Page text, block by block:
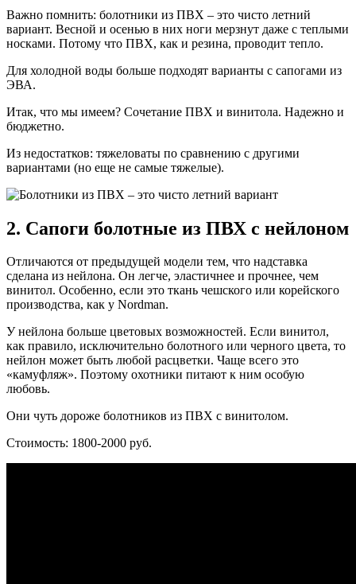
Важно помнить: болотники из ПВХ – это чисто летний
вариант. Весной и осенью в них ноги мерзнут даже с теплыми
носками. Потому что ПВХ, как и резина, проводит тепло.
Для холодной воды больше подходят варианты с сапогами из
ЭВА.
Итак, что мы имеем? Сочетание ПВХ и винитола. Надежно и
бюджетно.
Из недостатков: тяжеловаты по сравнению с другими
вариантами (но еще не самые тяжелые).
2. Сапоги болотные из ПВХ с нейлоном
Отличаются от предыдущей модели тем, что надставка
сделана из нейлона. Он легче, эластичнее и прочнее, чем
винитол. Особенно, если это ткань чешского или корейского
производства, как у Nordman.
У нейлона больше цветовых возможностей. Если винитол,
как правило, исключительно болотного или черного цвета, то
нейлон может быть любой расцветки. Чаще всего это
«камуфляж». Поэтому охотники питают к ним особую
любовь.
Они чуть дороже болотников из ПВХ с винитолом.
Стоимость: 1800-2000 руб.